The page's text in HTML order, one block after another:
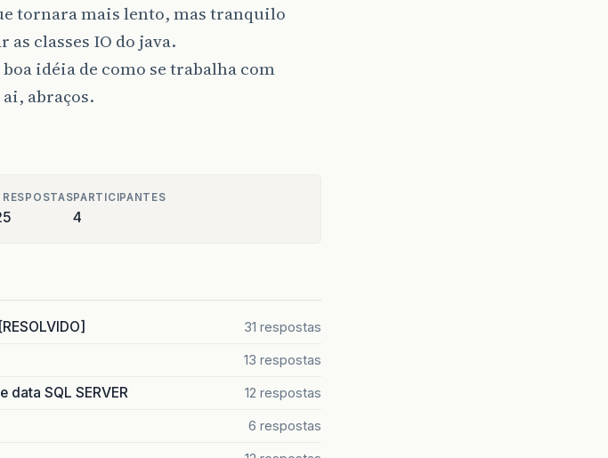
tornara mais lento, mas tranquilo
as classes IO do java.
idéia de como se trabalha com
abraços.
RESPOSTAS
5
PARTICIPANTES
4
31 respostas
13 respostas
SQL SERVER 12 respostas
6 respostas